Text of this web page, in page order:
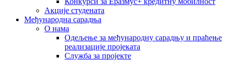
Акције студената
Међународна сарадња
О нама
Одељење за међународну сарадњу и праћење
реализације пројеката
Служба за пројекте